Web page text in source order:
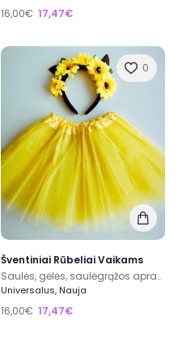
16,00€ 17,47€
0
Šventiniai Rūbeliai Vaikams
Saulės, gėlės, saulėgrąžos apranga
Universalus, Nauja
16,00€ 17,47€